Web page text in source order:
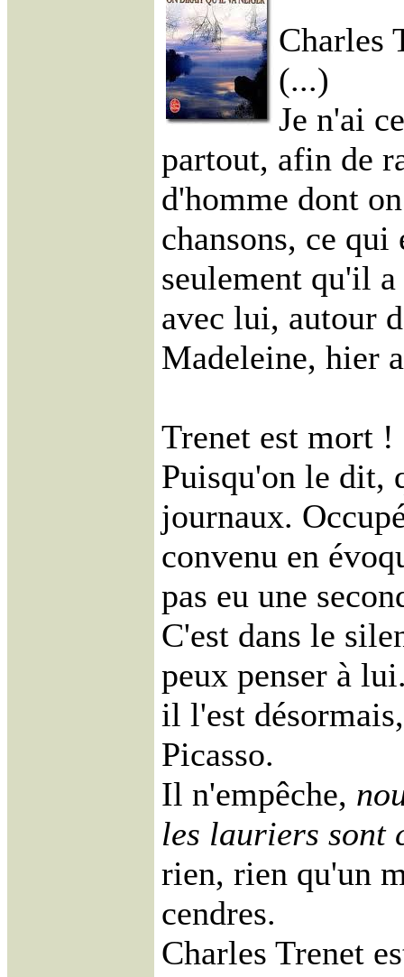
Charles
(...)
Je n'ai
partout, afin de
d'homme dont
chansons, ce qui
seulement qu'il a
avec lui, autour
Madeleine, hier
Trenet est mort !
Puisqu'on le dit,
journaux.
convenu en
pas eu une
C'est dans le
peux penser à
il l'est
Picasso.
Il n'empêche,
les lauriers sont
rien, rien qu'un
cendres.
Charles Trenet